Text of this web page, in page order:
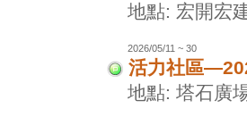
地點: 宏開宏
2026/05/11 ~ 30
活力社區
地點: 塔石廣